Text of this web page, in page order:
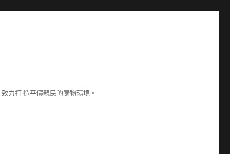
力打 造平價親民的購物環境。